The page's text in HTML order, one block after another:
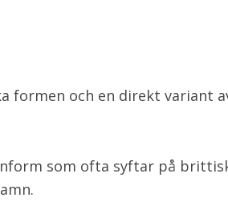
formen och en direkt variant
som ofta syftar på